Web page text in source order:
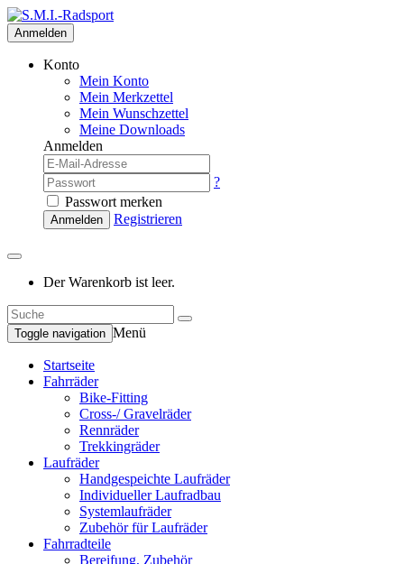
Anmelden
Konto
Mein Konto
Mein Merkzettel
Mein Wunschzettel
Meine Downloads
Anmelden
?
Passwort merken
Anmelden Registrieren
Der Warenkorb ist leer.
Toggle navigation Menü
Startseite
Fahrräder
Bike-Fitting
Cross-/ Gravelräder
Rennräder
Trekkingräder
Laufräder
Handgespeichte Laufräder
Individueller Laufradbau
Systemlaufräder
Zubehör für Laufräder
Fahrradteile
Bereifung, Zubehör